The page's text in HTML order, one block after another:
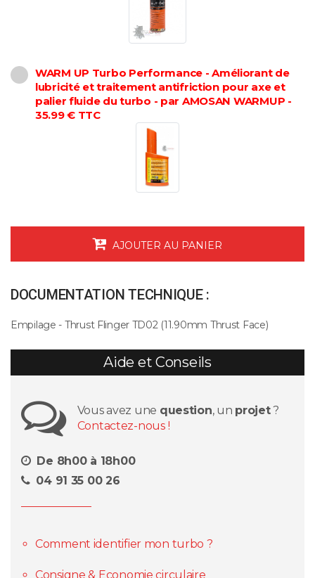
WARM UP Turbo Performance - Améliorant de
lubricité et traitement antifriction pour axe et
palier fluide du turbo - par AMOSAN WARMUP -
35.99 € TTC
AJOUTER AU PANIER
DOCUMENTATION TECHNIQUE :
Empilage - Thrust Flinger TD02 (11.90mm Thrust Face)
Aide et Conseils
Vous avez une question, un projet?
Contactez-nous !
De 8h00 à 18h00
04 91 35 00 26
Comment identifier mon turbo ?
Consigne & Economie circulaire